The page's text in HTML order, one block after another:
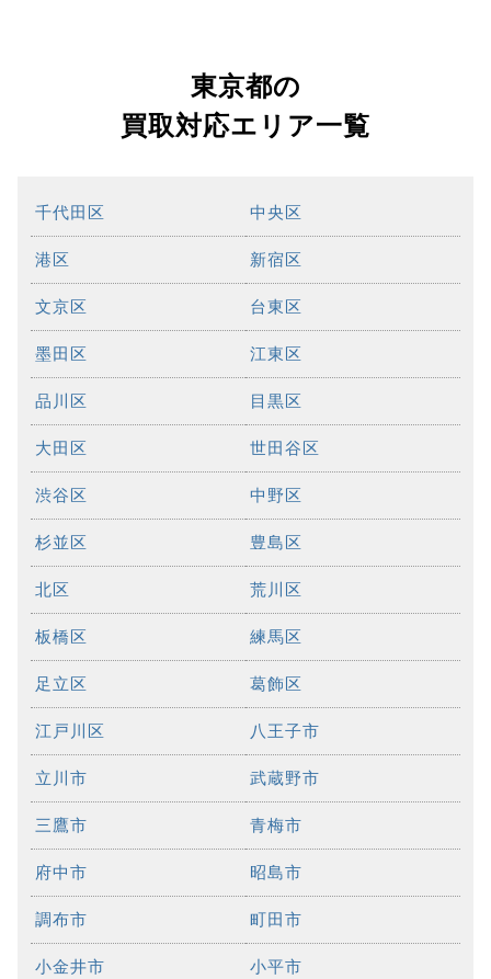
東京都の
買取対応エリア一覧
千代田区 中央区
港区 新宿区
文京区 台東区
墨田区 江東区
品川区 目黒区
大田区 世田谷区
渋谷区 中野区
杉並区 豊島区
北区 荒川区
板橋区 練馬区
足立区 葛飾区
江戸川区 八王子市
立川市 武蔵野市
三鷹市 青梅市
府中市 昭島市
調布市 町田市
小金井市 小平市